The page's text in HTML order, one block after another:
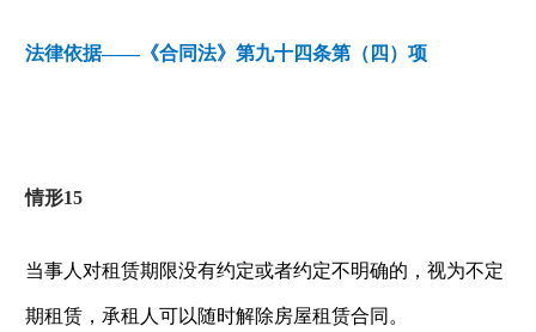
法律依据——《合同法》第九十四条第（四）项
情形15
当事人对租赁期限没有约定或者约定不明确的，视为不定
期租赁，承租人可以随时解除房屋租赁合同。